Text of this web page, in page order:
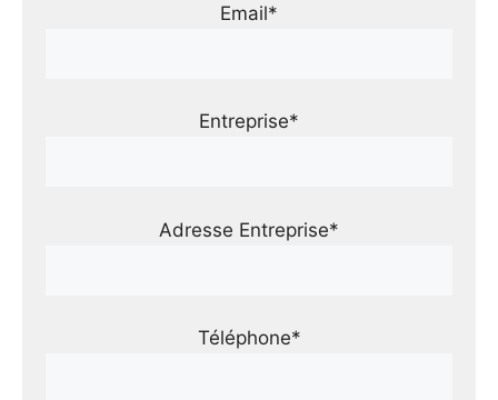
Email*
Entreprise*
Adresse Entreprise*
Téléphone*